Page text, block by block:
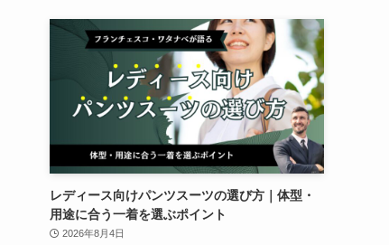
レディース向けパンツスーツの選び方｜体型・
用途に合う一着を選ぶポイント
2026年8月4日